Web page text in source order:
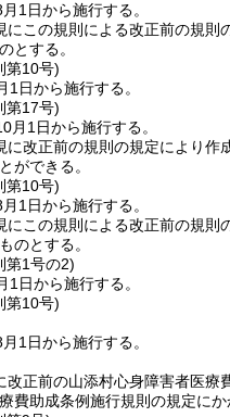
1日から施行する。
にこの規則による改正前の規
とする。
第10号)
日から施行する。
第17号)
月1日から施行する。
に改正前の規則の規定により
ができる。
第10号)
1日から施行する。
にこの規則による改正前の規
のとする。
第1号の2)
日から施行する。
第10号)
1日から施行する。
改正前の山添村心身障害者医
費助成条例施行規則の規定に